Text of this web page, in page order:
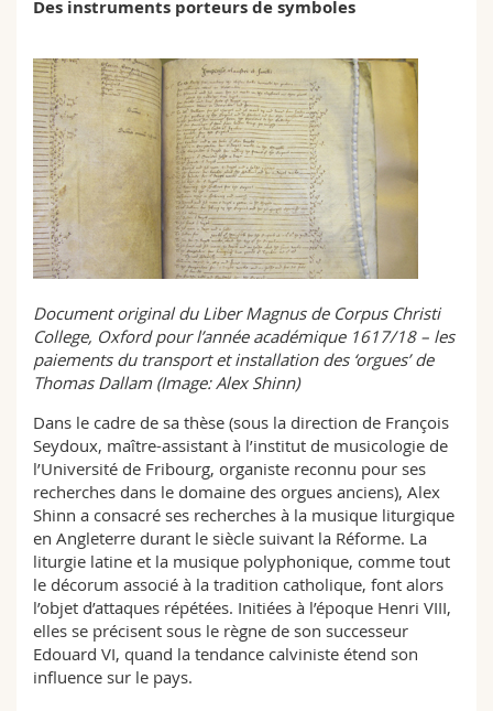
Des instruments porteurs de symboles
Document original du Liber Magnus de Corpus Christi
College, Oxford pour l’année académique 1617/18 – les
paiements du transport et installation des ‘orgues’ de
Thomas Dallam (Image: Alex Shinn)
Dans le cadre de sa thèse (sous la direction de François
Seydoux, maître-assistant à l’institut de musicologie de
l’Université de Fribourg, organiste reconnu pour ses
recherches dans le domaine des orgues anciens), Alex
Shinn a consacré ses recherches à la musique liturgique
en Angleterre durant le siècle suivant la Réforme. La
liturgie latine et la musique polyphonique, comme tout
le décorum associé à la tradition catholique, font alors
l’objet d’attaques répétées. Initiées à l’époque Henri VIII,
elles se précisent sous le règne de son successeur
Edouard VI, quand la tendance calviniste étend son
influence sur le pays.